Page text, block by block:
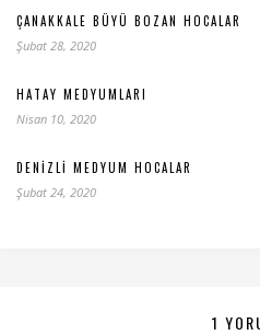
ÇANAKKALE BÜYÜ BOZAN HOCALAR
Şubat 28, 2020
HATAY MEDYUMLARI
Nisan 10, 2020
DENIZLI MEDYUM HOCALAR
Şubat 24, 2020
1